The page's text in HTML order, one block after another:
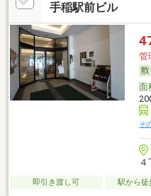
手稲駅前ビル
管
面
そ
４
即引き渡し可 駅から徒